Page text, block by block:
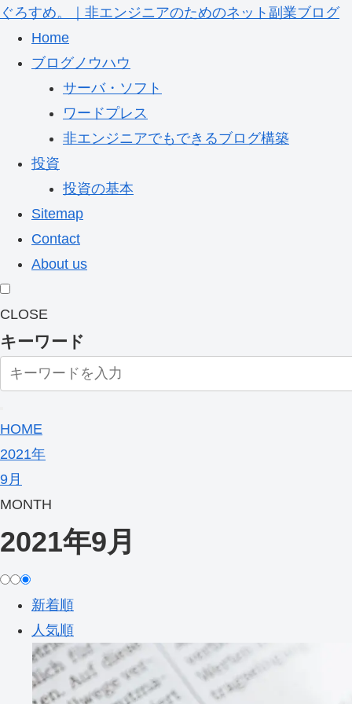
ぐろすめ。｜非エンジニアのためのネット副業ブログ
Home
ブログノウハウ
サーバ・ソフト
ワードプレス
非エンジニアでもできるブログ構築
投資
投資の基本
Sitemap
Contact
About us
CLOSE
キーワード
HOME
2021年
9月
MONTH
2021年9月
新着順
人気順